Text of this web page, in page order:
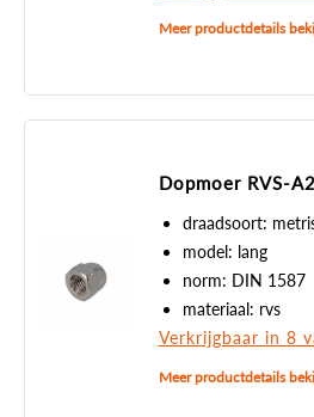
Meer productdetails
Dopmoer RVS-
draadsoort:
model: lang
norm: DIN 1587
materiaal: rvs
Verkrijgbaar in 8
Meer productdetails